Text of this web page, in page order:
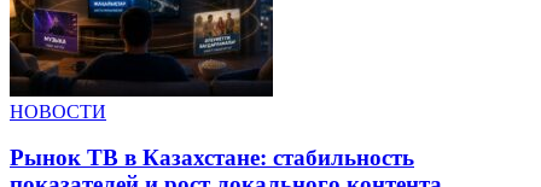
НОВОСТИ
Рынок ТВ в Казахстане: стабильность